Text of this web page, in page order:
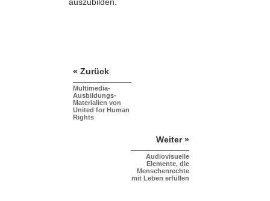
« Zurück
Multimedia-
Ausbildungs-
Materialien von
United for Human
Rights
Weiter »
Audiovisuelle
Elemente, die
Menschenrechte
mit Leben erfüllen